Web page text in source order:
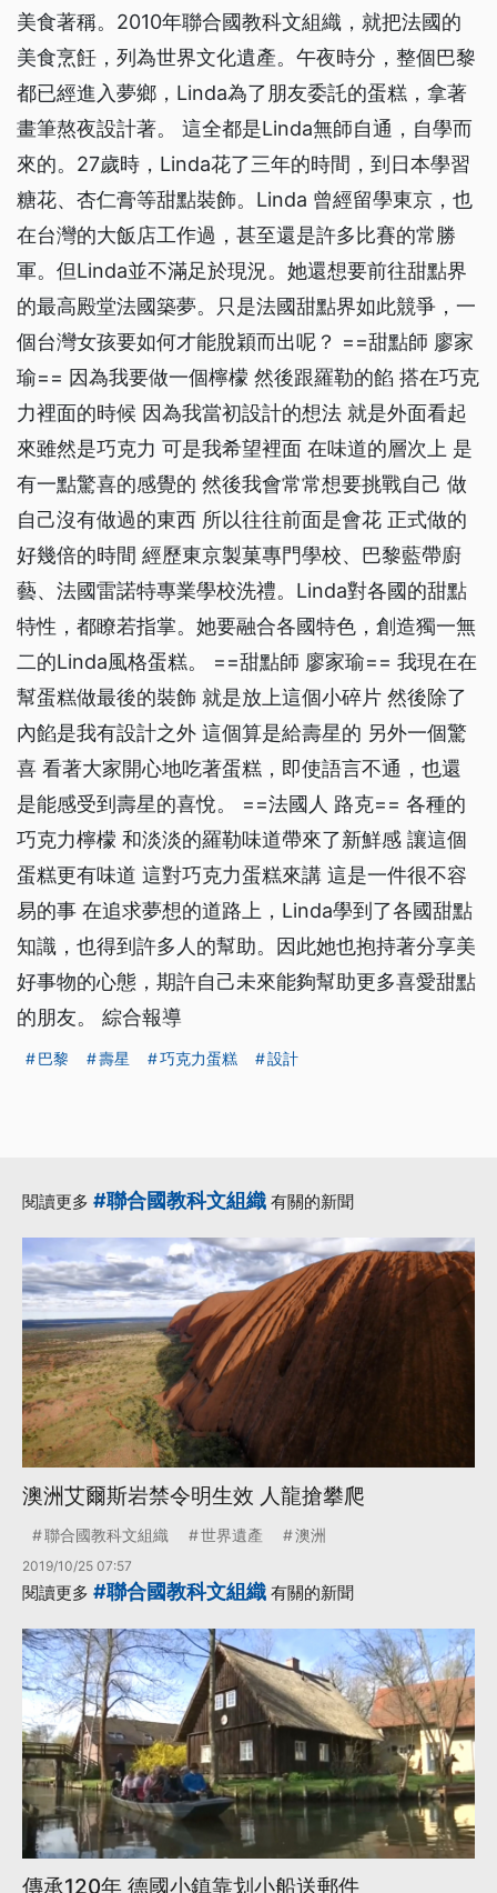
美食著稱。2010年聯合國教科文組織，就把法國的
美食烹飪，列為世界文化遺產。午夜時分，整個巴黎
都已經進入夢鄉，Linda為了朋友委託的蛋糕，拿著
畫筆熬夜設計著。 這全都是Linda無師自通，自學而
來的。27歲時，Linda花了三年的時間，到日本學習
糖花、杏仁膏等甜點裝飾。Linda 曾經留學東京，也
在台灣的大飯店工作過，甚至還是許多比賽的常勝
軍。但Linda並不滿足於現況。她還想要前往甜點界
的最高殿堂法國築夢。只是法國甜點界如此競爭，一
個台灣女孩要如何才能脫穎而出呢？ ==甜點師 廖家
瑜== 因為我要做一個檸檬 然後跟羅勒的餡 搭在巧克
力裡面的時候 因為我當初設計的想法 就是外面看起
來雖然是巧克力 可是我希望裡面 在味道的層次上 是
有一點驚喜的感覺的 然後我會常常想要挑戰自己 做
自己沒有做過的東西 所以往往前面是會花 正式做的
好幾倍的時間 經歷東京製菓專門學校、巴黎藍帶廚
藝、法國雷諾特專業學校洗禮。Linda對各國的甜點
特性，都瞭若指掌。她要融合各國特色，創造獨一無
二的Linda風格蛋糕。 ==甜點師 廖家瑜== 我現在在
幫蛋糕做最後的裝飾 就是放上這個小碎片 然後除了
內餡是我有設計之外 這個算是給壽星的 另外一個驚
喜 看著大家開心地吃著蛋糕，即使語言不通，也還
是能感受到壽星的喜悅。 ==法國人 路克== 各種的
巧克力檸檬 和淡淡的羅勒味道帶來了新鮮感 讓這個
蛋糕更有味道 這對巧克力蛋糕來講 這是一件很不容
易的事 在追求夢想的道路上，Linda學到了各國甜點
知識，也得到許多人的幫助。因此她也抱持著分享美
好事物的心態，期許自己未來能夠幫助更多喜愛甜點
的朋友。 綜合報導
巴黎 壽星 巧克力蛋糕 設計
閱讀更多 #聯合國教科文組織 有關的新聞
澳洲艾爾斯岩禁令明生效 人龍搶攀爬
聯合國教科文組織 世界遺產 澳洲
2019/10/25 07:57
閱讀更多 #聯合國教科文組織 有關的新聞
傳承120年 德國小鎮靠划小船送郵件